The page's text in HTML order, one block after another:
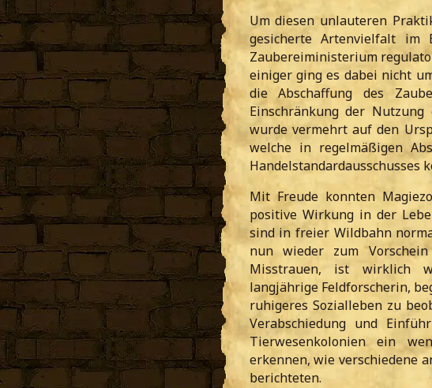
Um diesen unlauteren
gesicherte Artenvielfalt im
Zaubereiministerium
einiger ging es dabei nicht
die Abschaffung des
Einschränkung der
wurde vermehrt auf den
welche in regelmäßigen
Mit Freude konnten
positive Wirkung in der
sind in freier Wildbahn
nun wieder zum
Misstrauen, ist wirklich
langjährige Feldforscherin,
ruhigeres Sozialleben zu
Verabschiedung und
Tierwesenkolonien ein
erkennen, wie verschiedene
berichteten.